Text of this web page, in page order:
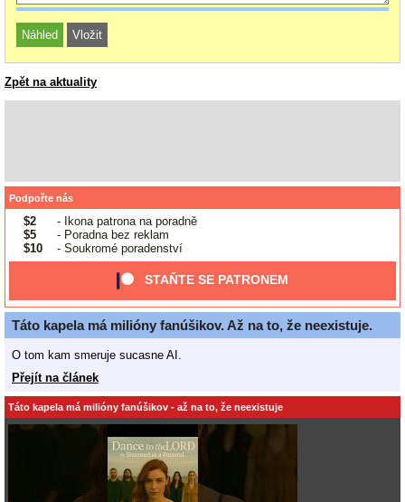
Zpět na aktuality
Podpořte nás
$2
- Ikona patrona na poradně
$5
- Poradna bez reklam
$10
- Soukromé poradenství
STAŇTE SE PATRONEM
Táto kapela má milióny fanúšikov. Až na to, že neexistuje.
O tom kam smeruje sucasne AI.
Přejít na článek
Táto kapela má milióny fanúšikov - až na to, že neexistuje